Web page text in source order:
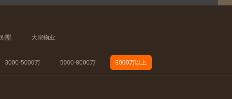
别墅 大宗物业
3000-5000万 5000-8000万 8000万以上